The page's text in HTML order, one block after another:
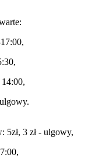
5zł, 3 zł - ulgowy,